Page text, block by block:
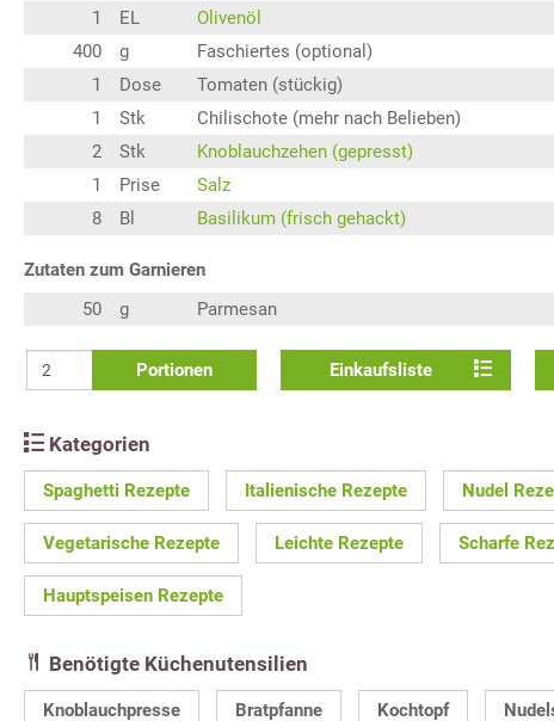
1
EL
Olivenöl
400
g
Faschiertes (optional)
1
Dose
Tomaten (stückig)
1
Stk
Chilischote (mehr nach Belieben)
2
Stk
Knoblauchzehen (gepresst)
1
Prise
Salz
8
Bl Basilikum (frisch gehackt)
Zutaten zum Garnieren
50
g Parmesan
Portionen Einkaufsliste
Kategorien
Spaghetti Rezepte Italienische Rezepte Nudel
Vegetarische Rezepte Leichte Rezepte Scharfe
Hauptspeisen Rezepte
Benötigte Küchenutensilien
Knoblauchpresse Bratpfanne Kochtopf